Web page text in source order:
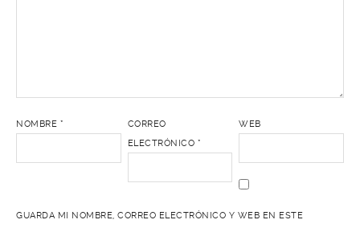
NOMBRE *
CORREO
ELECTRÓNICO *
WEB
GUARDA MI NOMBRE, CORREO ELECTRÓNICO Y WEB EN ESTE